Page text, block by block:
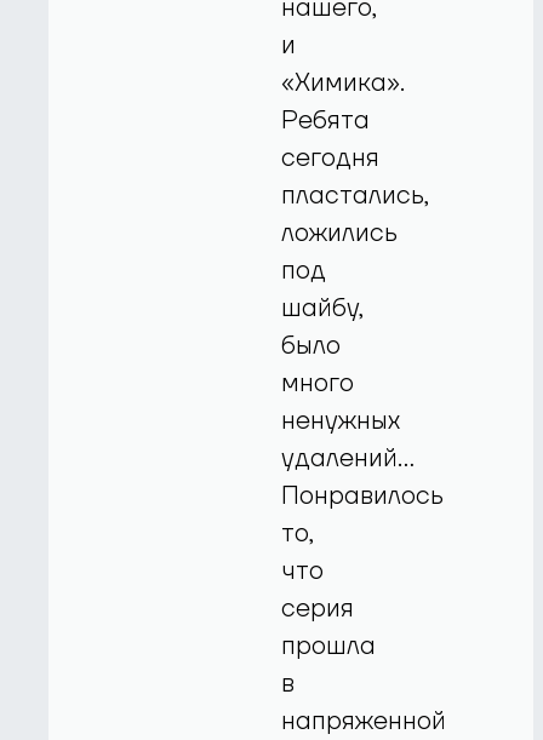
нашего,
и
«Химика».
Ребята
сегодня
пластались,
ложились
под
шайбу,
было
много
ненужных
удалений…
Понравилось
то,
что
серия
прошла
в
напряженной